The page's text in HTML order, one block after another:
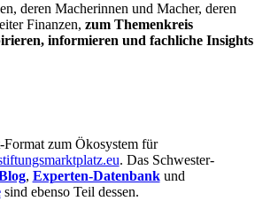
deren Macherinnen und Macher, deren
Finanzen, zum Themenkreis
informieren und fachliche Insights
zum Ökosystem für
. Das Schwester-
, Experten-Datenbankund
sind ebenso Teil dessen.